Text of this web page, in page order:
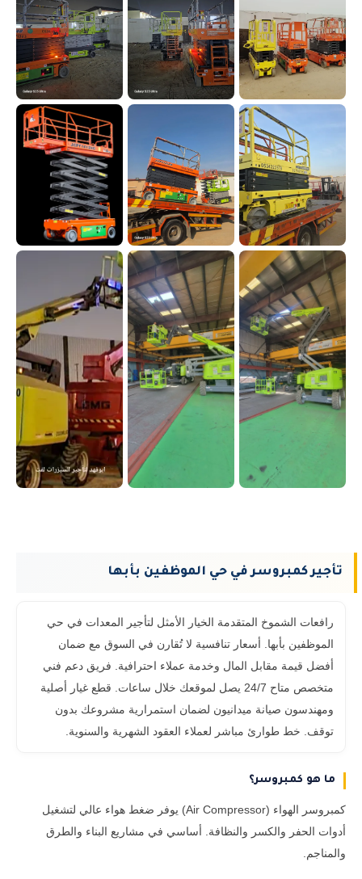
تأجير كمبروسر في حي الموظفين بأبها
رافعات الشموخ المتقدمة الخيار الأمثل لتأجير المعدات في حي
الموظفين بأبها. أسعار تنافسية لا تُقارن في السوق مع ضمان
أفضل قيمة مقابل المال وخدمة عملاء احترافية. فريق دعم فني
متخصص متاح 24/7 يصل لموقعك خلال ساعات. قطع غيار أصلية
ومهندسون صيانة ميدانيون لضمان استمرارية مشروعك بدون
توقف. خط طوارئ مباشر لعملاء العقود الشهرية والسنوية.
ما هو كمبروسر؟
كمبروسر الهواء (Air Compressor) يوفر ضغط هواء عالي لتشغيل
أدوات الحفر والكسر والنظافة. أساسي في مشاريع البناء والطرق
والمناجم.